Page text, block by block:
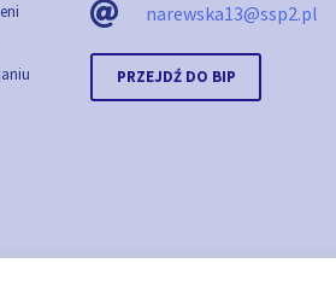
narewska13@ssp2.pl
PRZEJDŹ DO BIP